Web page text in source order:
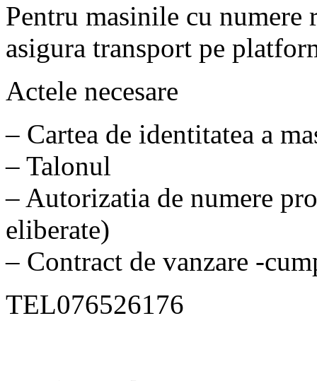
Pentru masinile cu numere
asigura transport pe
Actele necesare
– Cartea de identitatea a
– Talonul
– Autorizatia de numere
eliberate)
– Contract de vanzare -
TEL076526176